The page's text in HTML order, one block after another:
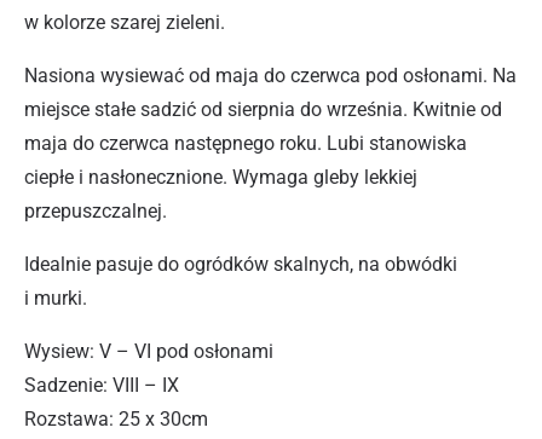
w kolorze szarej zieleni.
Nasiona wysiewać od maja do czerwca pod osłonami. Na
miejsce stałe sadzić od sierpnia do września. Kwitnie od
maja do czerwca następnego roku. Lubi stanowiska
ciepłe i nasłonecznione. Wymaga gleby lekkiej
przepuszczalnej.
Idealnie pasuje do ogródków skalnych, na obwódki
i murki.
Wysiew: V – VI pod osłonami
Sadzenie: VIII – IX
Rozstawa: 25 x 30cm